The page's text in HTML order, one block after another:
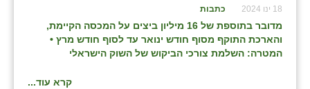
18 ינו 2024 כתבות
מדובר בתוספת של 16 מיליון ביצים על המכסה הקיימת,
והארכת התוקף מסוף חודש ינואר עד לסוף חודש מרץ •
המטרה: השלמת צורכי הביקוש של השוק הישראלי
קרא עוד...